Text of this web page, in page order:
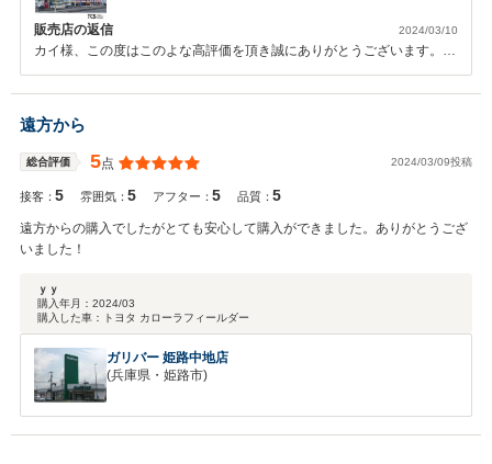
販売店の返信 2024/03/10
カイ様、この度はこのよな高評価を頂き誠にありがとうございます。今
後もメンテナンスを含めまして、お車で何かご不明な点などがございま
しらお気軽にお問い合わせください。本日は誠にありがとうございまし
た。
遠方から
総合評価 5点 2024/03/09投稿
接客：5 雰囲気：5 アフター：5 品質：5
遠方からの購入でしたがとても安心して購入ができました。ありがとうござ
いました！
ｙｙ
購入年月： 2024/03
購入した車：
トヨタ カローラフィールダー
ガリバー 姫路中地店
(兵庫県・姫路市)